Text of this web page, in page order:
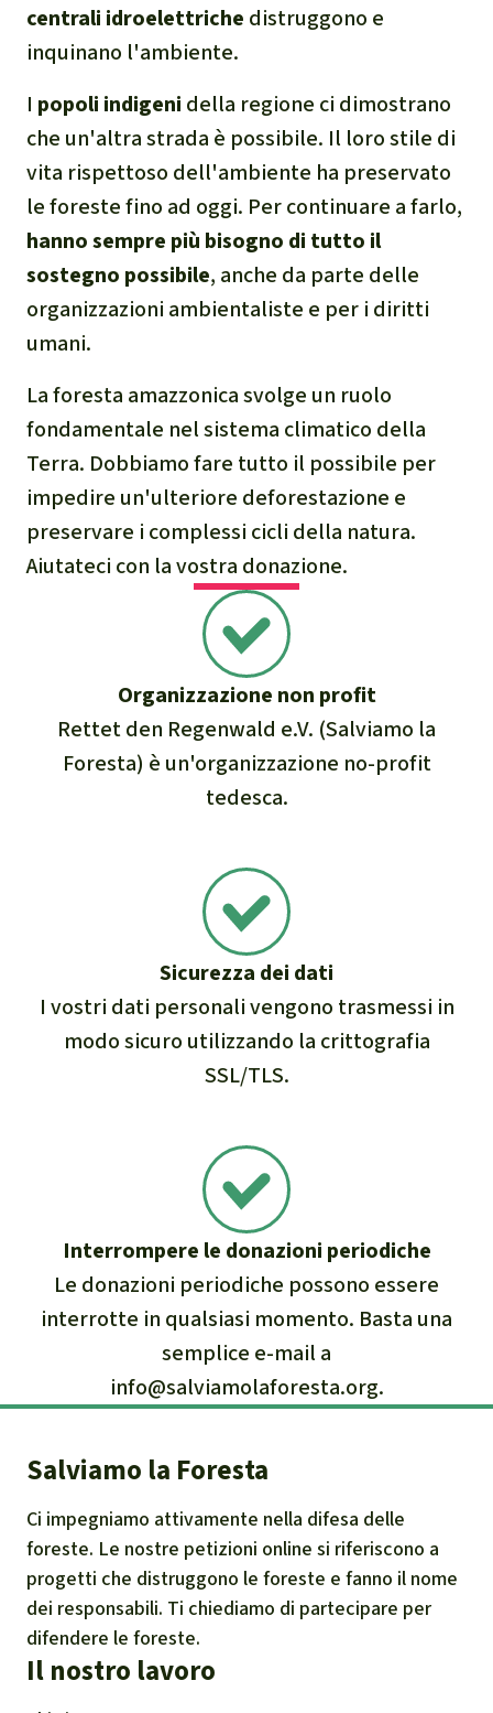
Nestlé
Cambiamento climatico
centrali idroelettriche distruggono e
inquinano l'ambiente.
I popoli indigeni della regione ci dimostrano
che un'altra strada è possibile. Il loro stile di
vita rispettoso dell'ambiente ha preservato
le foreste fino ad oggi. Per continuare a farlo,
hanno sempre più bisogno di tutto il
sostegno possibile, anche da parte delle
organizzazioni ambientaliste e per i diritti
umani.
La foresta amazzonica svolge un ruolo
fondamentale nel sistema climatico della
Terra. Dobbiamo fare tutto il possibile per
impedire un'ulteriore deforestazione e
preservare i complessi cicli della natura.
Aiutateci con la vostra donazione.
Organizzazione non profit
Rettet den Regenwald e.V. (Salviamo la
Foresta) è un'organizzazione no-profit
tedesca.
Sicurezza dei dati
I vostri dati personali vengono trasmessi in
modo sicuro utilizzando la crittografia
SSL/TLS.
Interrompere le donazioni periodiche
Le donazioni periodiche possono essere
interrotte in qualsiasi momento. Basta una
semplice e-mail a
info@salviamolaforesta.org.
Salviamo la Foresta
Ci impegniamo attivamente nella difesa delle
foreste. Le nostre petizioni online si riferiscono a
progetti che distruggono le foreste e fanno il nome
dei responsabili. Ti chiediamo di partecipare per
difendere le foreste.
Il nostro lavoro